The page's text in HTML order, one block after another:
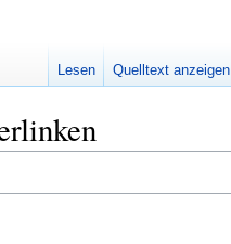
Lesen Quelltext anzeigen